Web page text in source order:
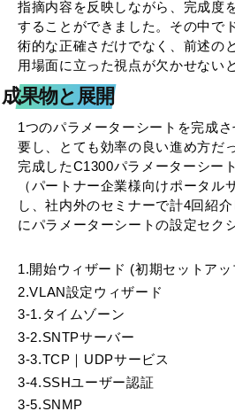
指摘内容を反映しながら、完成度
することができました。その中で
術的な正確さだけでなく、前述の
用場面に立った視点が欠かせない
成果物と展開
1つのパラメーターシートを完成
要し、とても効率の良い進め方だ
完成したC1300パラメーターシー
（パートナー企業様向けポータル
し、社内外のセミナーで計4回紹
にパラメーターシートの設定セク
1.開始ウィザード (初期セットアッ
2.VLAN設定ウィザード
3-1.タイムゾーン
3-2.SNTPサーバー
3-3.TCP｜UDPサービス
3-4.SSHユーザー認証
3-5.SNMP